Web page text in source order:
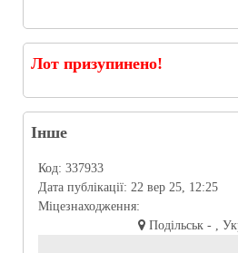
Лот призупинено!
Інше
Код: 337933
Дата публікації: 22 вер 25, 12:25
Міцезнаходження:
Подільськ - ,